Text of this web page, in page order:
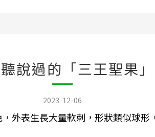
說過的「三王聖果」
2023-12-06
，外表生長大量軟刺，形狀類似球形